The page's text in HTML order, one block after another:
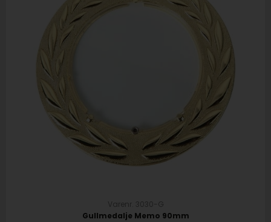
Varenr. 3030-G
Gullmedalje Memo 90mm